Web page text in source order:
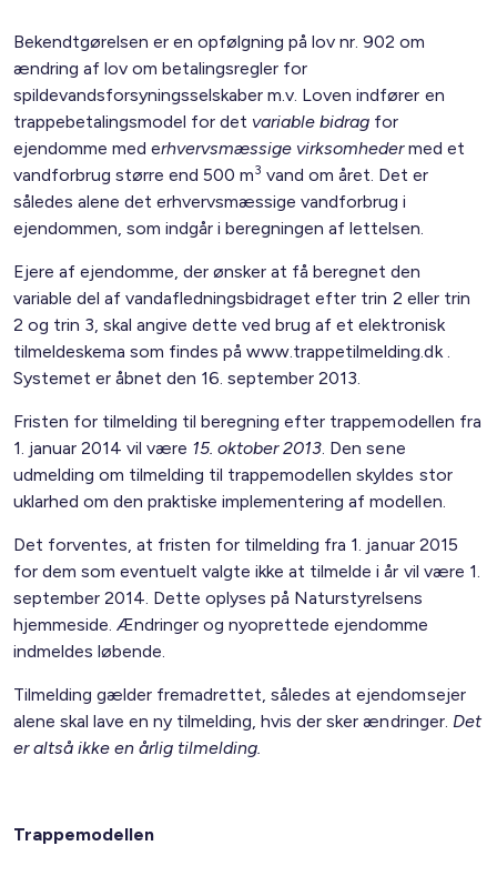
Bekendtgørelsen er en opfølgning på lov nr. 902 om
ændring af lov om betalingsregler for
spildevandsforsyningsselskaber m.v. Loven indfører en
trappebetalingsmodel for det variable bidrag for
ejendomme med erhvervsmæssige virksomhedermed et
vandforbrug større end 500 m3 vand om året. Det er
således alene det erhvervsmæssige vandforbrug i
ejendommen, som indgår i beregningen af lettelsen.
Ejere af ejendomme, der ønsker at få beregnet den
variable del af vandafledningsbidraget efter trin 2 eller trin
2 og trin 3, skal angive dette ved brug af et elektronisk
tilmeldeskema som findes på www.trappetilmelding.dk .
Systemet er åbnet den 16. september 2013.
Fristen for tilmelding til beregning efter trappemodellen fra
1. januar 2014 vil være 15. oktober 2013. Den sene
udmelding om tilmelding til trappemodellen skyldes stor
uklarhed om den praktiske implementering af modellen.
Det forventes, at fristen for tilmelding fra 1. januar 2015
for dem som eventuelt valgte ikke at tilmelde i år vil være 1.
september 2014. Dette oplyses på Naturstyrelsens
hjemmeside. Ændringer og nyoprettede ejendomme
indmeldes løbende.
Tilmelding gælder fremadrettet, således at ejendomsejer
alene skal lave en ny tilmelding, hvis der sker ændringer. Det
er altså ikke en årlig tilmelding.
Trappemodellen